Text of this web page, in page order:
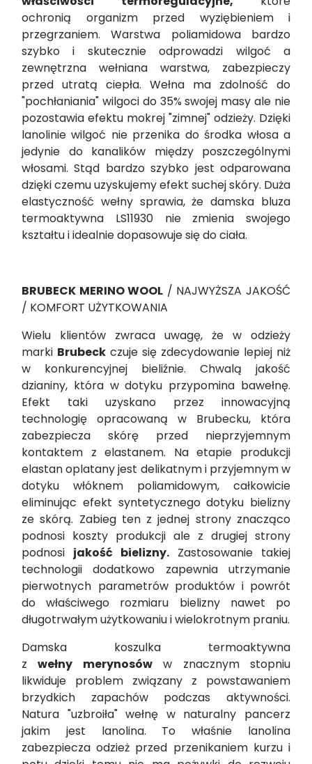
ochronią organizm przed wyziębieniem i
przegrzaniem. Warstwa poliamidowa bardzo
szybko i skutecznie odprowadzi wilgoć a
zewnętrzna wełniana warstwa, zabezpieczy
przed utratą ciepła. Wełna ma zdolność do
"pochłaniania" wilgoci do 35% swojej masy ale nie
pozostawia efektu mokrej "zimnej" odzieży. Dzięki
lanolinie wilgoć nie przenika do środka włosa a
jedynie do kanalików między poszczególnymi
włosami. Stąd bardzo szybko jest odparowana
dzięki czemu uzyskujemy efekt suchej skóry. Duża
elastyczność wełny sprawia, że damska bluza
termoaktywna LS11930 nie zmienia swojego
kształtu i idealnie dopasowuje się do ciała.
BRUBECK MERINO WOOL / NAJWYŻSZA JAKOŚĆ
/ KOMFORT UŻYTKOWANIA
Wielu klientów zwraca uwagę, że w odzieży
marki Brubeck czuje się zdecydowanie lepiej niż
w konkurencyjnej bieliźnie. Chwalą jakość
dzianiny, która w dotyku przypomina bawełnę.
Efekt taki uzyskano przez innowacyjną
technologię opracowaną w Brubecku, która
zabezpiecza skórę przed nieprzyjemnym
kontaktem z elastanem. Na etapie produkcji
elastan oplatany jest delikatnym i przyjemnym w
dotyku włóknem poliamidowym, całkowicie
eliminując efekt syntetycznego dotyku bielizny
ze skórą. Zabieg ten z jednej strony znacząco
podnosi koszty produkcji ale z drugiej strony
podnosi jakość bielizny. Zastosowanie takiej
technologii dodatkowo zapewnia utrzymanie
pierwotnych parametrów produktów i powrót
do właściwego rozmiaru bielizny nawet po
długotrwałym użytkowaniu i wielokrotnym praniu.
Damska koszulka termoaktywna
zwełny merynosóww znacznym stopniu
likwiduje problem związany z powstawaniem
brzydkich zapachów podczas aktywności.
Natura "uzbroiła" wełnę w naturalny pancerz
jakim jest lanolina. To właśnie lanolina
zabezpiecza odzież przed przenikaniem kurzu i